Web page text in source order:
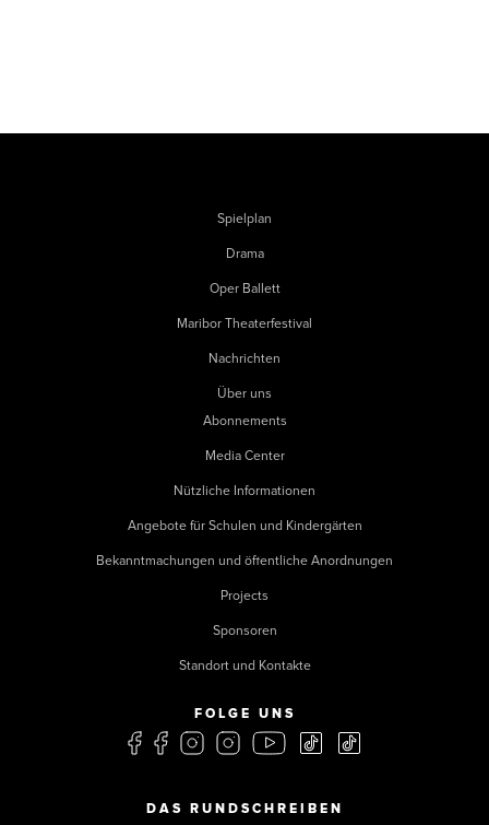
Spielplan
Drama
Oper Ballett
Maribor Theaterfestival
Nachrichten
Über uns
Abonnements
Media Center
Nützliche Informationen
Angebote für Schulen und Kindergärten
Bekanntmachungen und öffentliche Anordnungen
Projects
Sponsoren
Standort und Kontakte
FOLGE UNS
DAS RUNDSCHREIBEN